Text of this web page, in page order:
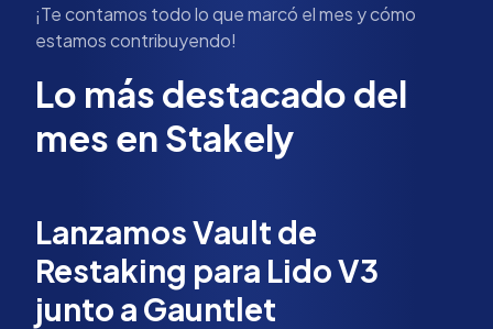
¡Te contamos todo lo que marcó el mes y cómo
estamos contribuyendo!
Lo más destacado del
mes en Stakely
Lanzamos Vault de
Restaking para Lido V3
junto a Gauntlet